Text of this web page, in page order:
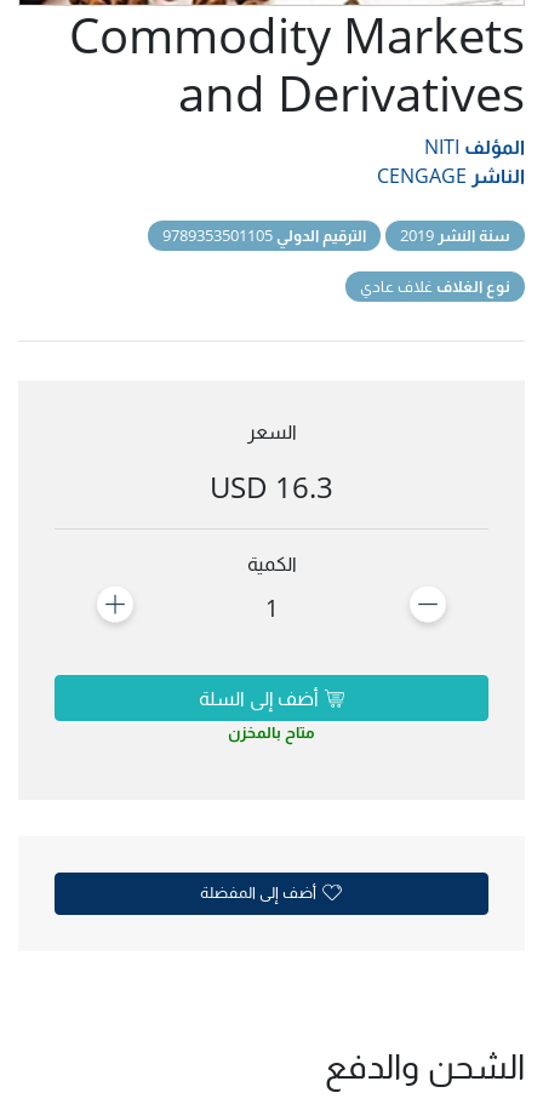
Commodity Markets
and Derivatives
المؤلف NITI
الناشر CENGAGE
سنة النشر الترقيم الدولي
نوع الغلاف غلاف عادي
السعر
16.3 USD
الكمية
1
أضف إلى السلة
متاح بالمخزن
أضف إلى المفضلة
الشحن والدفع